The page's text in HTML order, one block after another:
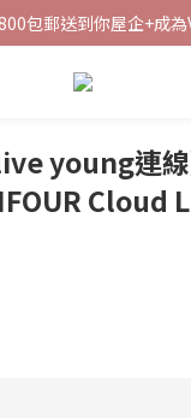
包郵送到你屋企+成為
young連線
Cloud